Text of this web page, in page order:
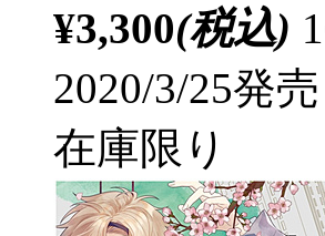
¥3,300(税込)
2020/3/25発売
在庫限り